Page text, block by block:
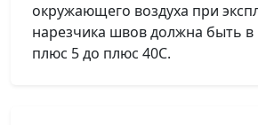
окружающего воздуха при
нарезчика швов должна быть в
плюс 5 до плюс 40С.